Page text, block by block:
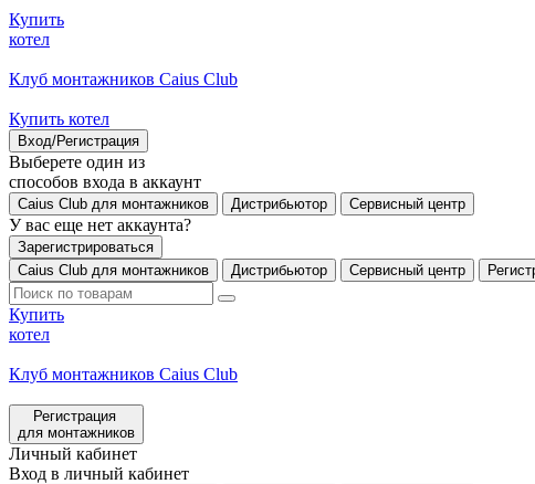
Купить
котел
Клуб монтажников Caius Club
Купить котел
Вход/Регистрация
Выберете один из
способов входа в аккаунт
Caius Club для монтажников Дистрибьютор Сервисный центр
У вас еще нет аккаунта?
Зарегистрироваться
Caius Club для монтажников
Дистрибьютор Сервисный центр
Купить
котел
Клуб монтажников Caius Club
Регистрация
для монтажников
Личный кабинет
Вход в личный кабинет